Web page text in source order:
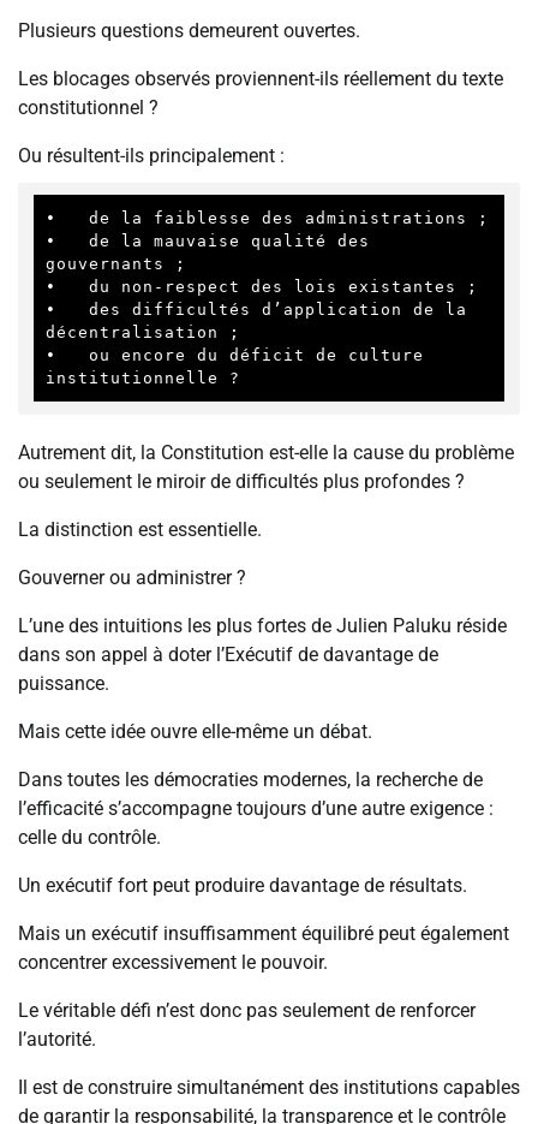
Plusieurs questions demeurent ouvertes.
Les blocages observés proviennent-ils réellement du texte
constitutionnel ?
Ou résultent-ils principalement :
•   de la faiblesse des administrations ;
•   de la mauvaise qualité des
gouvernants ;
•   du non-respect des lois existantes ;
•   des difficultés d’application de la
décentralisation ;
•   ou encore du déficit de culture
institutionnelle ?
Autrement dit, la Constitution est-elle la cause du problème
ou seulement le miroir de difficultés plus profondes ?
La distinction est essentielle.
Gouverner ou administrer ?
L’une des intuitions les plus fortes de Julien Paluku réside
dans son appel à doter l’Exécutif de davantage de
puissance.
Mais cette idée ouvre elle-même un débat.
Dans toutes les démocraties modernes, la recherche de
l’efficacité s’accompagne toujours d’une autre exigence :
celle du contrôle.
Un exécutif fort peut produire davantage de résultats.
Mais un exécutif insuffisamment équilibré peut également
concentrer excessivement le pouvoir.
Le véritable défi n’est donc pas seulement de renforcer
l’autorité.
Il est de construire simultanément des institutions capables
de garantir la responsabilité, la transparence et le contrôle